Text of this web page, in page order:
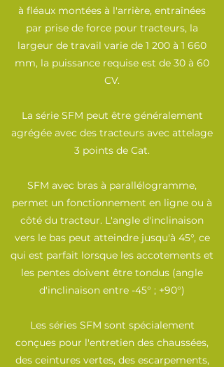
à fléaux montées à l'arrière, entraînées
par prise de force pour tracteurs, la
largeur de travail varie de 1 200 à 1 660
mm, la puissance requise est de 30 à 60
CV.
La série SFM peut être généralement
agrégée avec des tracteurs avec attelage
3 points de Cat.
SFM avec bras à parallélogramme,
permet un fonctionnement en ligne ou à
côté du tracteur. L'angle d'inclinaison
vers le bas peut atteindre jusqu'à 45°, ce
qui est parfait lorsque les accotements et
les pentes doivent être tondus (angle
d'inclinaison entre -45° ; +90°)
Les séries SFM sont spécialement
conçues pour l'entretien des chaussées,
des ceintures vertes, des escarpements,